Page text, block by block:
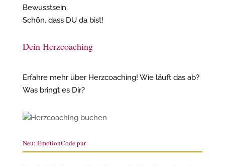
Bewusstsein.
Schön, dass DU da bist!
Dein Herzcoaching
Erfahre mehr über Herzcoaching! Wie läuft das ab?
Was bringt es Dir?
Neu: EmotionCode pur